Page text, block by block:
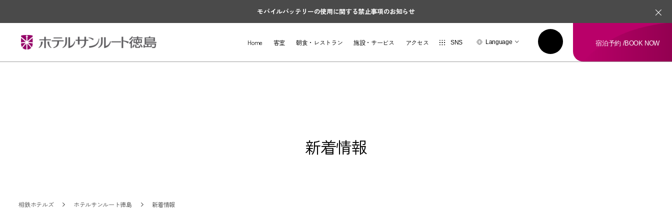
モバイルバッテリーの使用に関する禁止事項のお知らせ
Home 客室 朝食・レストラン 施設・サービス アクセス SNS Language 宿泊予約 /BOOK NOW
新着情報
相鉄ホテルズ ホテルサンルート徳島 新着情報